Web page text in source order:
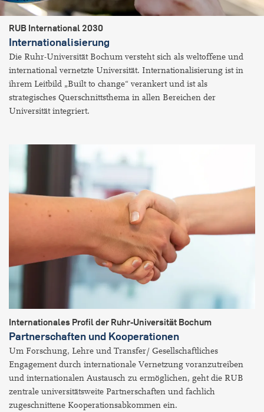
RUB International 2030
Internationalisierung
Die Ruhr-Universität Bochum versteht sich als weltoffene und
international vernetzte Universität. Internationalisierung ist in
ihrem Leitbild „Built to change“ verankert und ist als
strategisches Querschnittsthema in allen Bereichen der
Universität integriert.
Internationales Profil der Ruhr-Universität Bochum
Partnerschaften und Kooperationen
Um Forschung, Lehre und Transfer/ Gesellschaftliches
Engagement durch internationale Vernetzung voranzutreiben
und internationalen Austausch zu ermöglichen, geht die RUB
zentrale universitätsweite Partnerschaften und fachlich
zugeschnittene Kooperationsabkommen ein.